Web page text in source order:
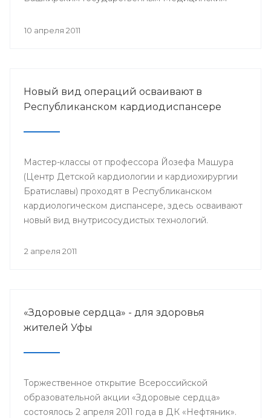
Российского общества урологов в РБ.
10 апреля 2011
Новый вид операций осваивают в
Республиканском кардиодиспансере
Мастер-классы от профессора Йозефа Машура
(Центр Детской кардиологии и кардиохирургии
Братиславы) проходят в Республиканском
кардиологическом диспансере, здесь осваивают
новый вид внутрисосудистых технологий.
показательных операций детям с врожденными
2 апреля 2011
«Здоровые сердца» - для здоровья
жителей Уфы
Торжественное открытие Всероссийской
образовательной акции «Здоровые сердца»
состоялось 2 апреля 2011 года в ДК «Нефтяник».